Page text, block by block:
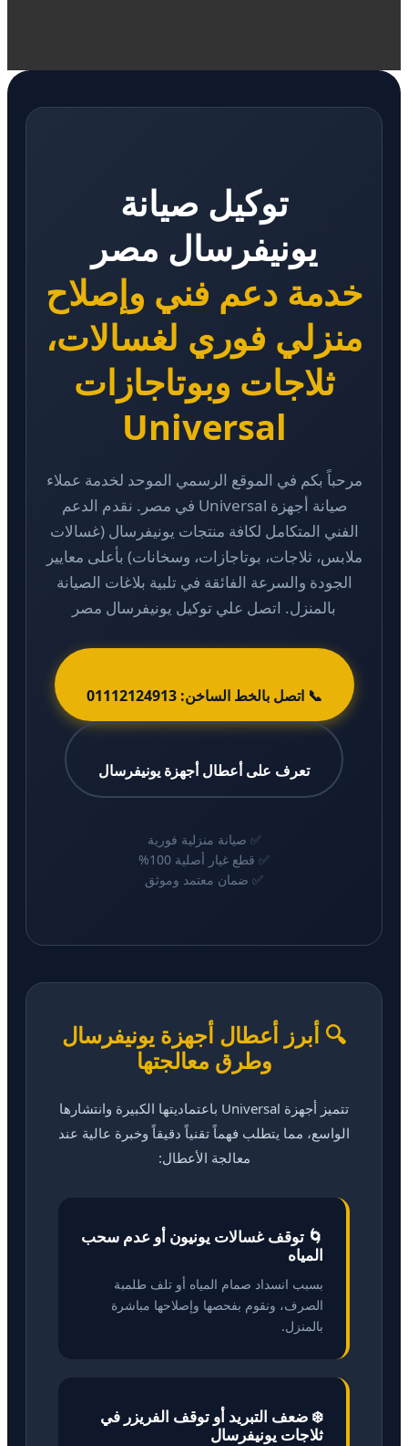
توكيل صيانة
يونيفرسال مصر
خدمة دعم فني وإصلاح
منزلي فوري لغسالات،
ثلاجات وبوتاجازات
Universal
مرحباً بكم في الموقع الرسمي الموحد لخدمة عملاء
صيانة أجهزة Universal في مصر. نقدم الدعم
الفني المتكامل لكافة منتجات يونيفرسال (غسالات
ملابس، ثلاجات، بوتاجازات، وسخانات) بأعلى معايير
الجودة والسرعة الفائقة في تلبية بلاغات الصيانة
بالمنزل. اتصل علي توكيل يونيفرسال مصر
📞 اتصل بالخط الساخن: 01112124913
تعرف على أعطال أجهزة يونيفرسال
✅ صيانة منزلية فورية
✅ قطع غيار أصلية 100%
✅ ضمان معتمد وموثق
🔍 أبرز أعطال أجهزة يونيفرسال
وطرق معالجتها
تتميز أجهزة Universal باعتماديتها الكبيرة وانتشارها
الواسع، مما يتطلب فهماً تقنياً دقيقاً وخبرة عالية عند
معالجة الأعطال:
🌀 توقف غسالات يونيون أو عدم سحب
المياه
بسبب انسداد صمام المياه أو تلف طلمبة
الصرف، ونقوم بفحصها وإصلاحها مباشرة
بالمنزل.
❄️ ضعف التبريد أو توقف الفريزر في
ثلاجات يونيفرسال